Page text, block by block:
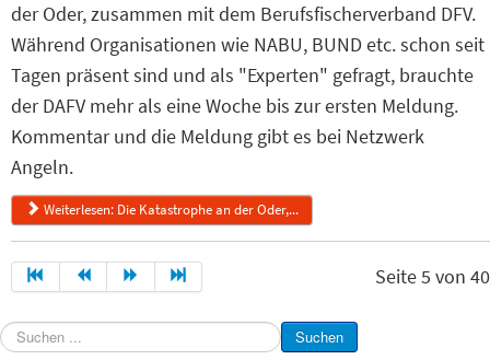
der Oder, zusammen mit dem Berufsfischerverband DFV.
Während Organisationen wie NABU, BUND etc. schon seit
Tagen präsent sind und als "Experten" gefragt, brauchte
der DAFV mehr als eine Woche bis zur ersten Meldung.
Kommentar und die Meldung gibt es bei Netzwerk
Angeln.
Weiterlesen: Die Katastrophe an der Oder,...
Seite 5 von 40
Suchen
...
Suchen